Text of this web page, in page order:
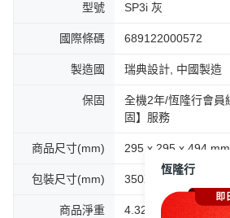
型號 SP3i 灰
國際條碼 689122000572
製造國 瑞典設計, 中國製造
保固
全機2年/恆隆行會員
固】服務
商品尺寸(mm) 295 x 295 x 494 mm
包裝尺寸(mm) 350X350X720 mm
商品淨重 4.32KG